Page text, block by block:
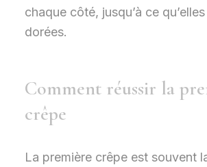
chaque côté, jusqu’à ce
dorées.
Comment réussir la
crêpe
La première crêpe est souvent